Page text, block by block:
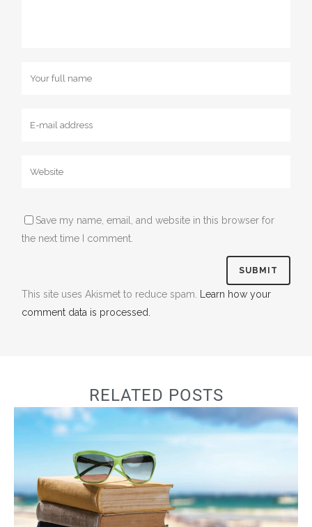
Save my name, email, and website in this browser for
the next time I comment.
This site uses Akismet to reduce spam. Learn how your
comment data is processed.
RELATED POSTS